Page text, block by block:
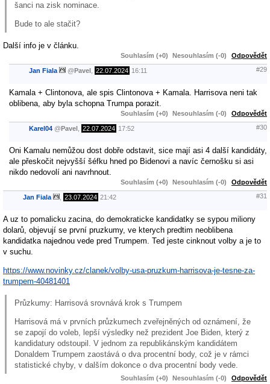
šanci na zisk nominace.
Bude to ale stačit?
Další info je v článku.
Souhlasím (+0) Nesouhlasím (-0) Odpovědět
Jan Fiala @Pavel 22.07.2024 16:11 #29
Kamala + Clintonova, ale spis Clintonova + Kamala. Harrisova neni tak
oblibena, aby byla schopna Trumpa porazit.
Souhlasím (+0) Nesouhlasím (-0) Odpovědět
Karel04 @Pavel 22.07.2024 17:52 #30
Oni Kamalu nemůžou dost dobře odstavit, sice mají asi 4 další kandidáty,
ale přeskočit nejvyšší šéfku hned po Bidenovi a navíc černošku si asi
nikdo nedovolí ani navrhnout.
Souhlasím (+0) Nesouhlasím (-0) Odpovědět
Jan Fiala 23.07.2024 21:42 #31
A uz to pomalicku zacina, do demokraticke kandidatky se sypou miliony
dolarů, objevují se první pruzkumy, ve kterych predtim neoblibena
kandidatka najednou vede pred Trumpem. Ted jeste cinknout volby a je to
v suchu.
https://www.novinky.cz/clanek/volby-usa-pruzkum-harrisova-je-tesne-za-
trumpem-40481401
Průzkumy: Harrisová srovnává krok s Trumpem
Harrisová má v prvních průzkumech zveřejněných od oznámení, že
se zapojí do voleb, lepší výsledky než prezident Joe Biden, který z
kandidatury odstoupil. V jednom za republikánským kandidátem
Donaldem Trumpem zaostává o dva procentní body, což je v rámci
statistické chyby, v dalším dokonce o dva procentní body vede.
Souhlasím (+0) Nesouhlasím (-0) Odpovědět